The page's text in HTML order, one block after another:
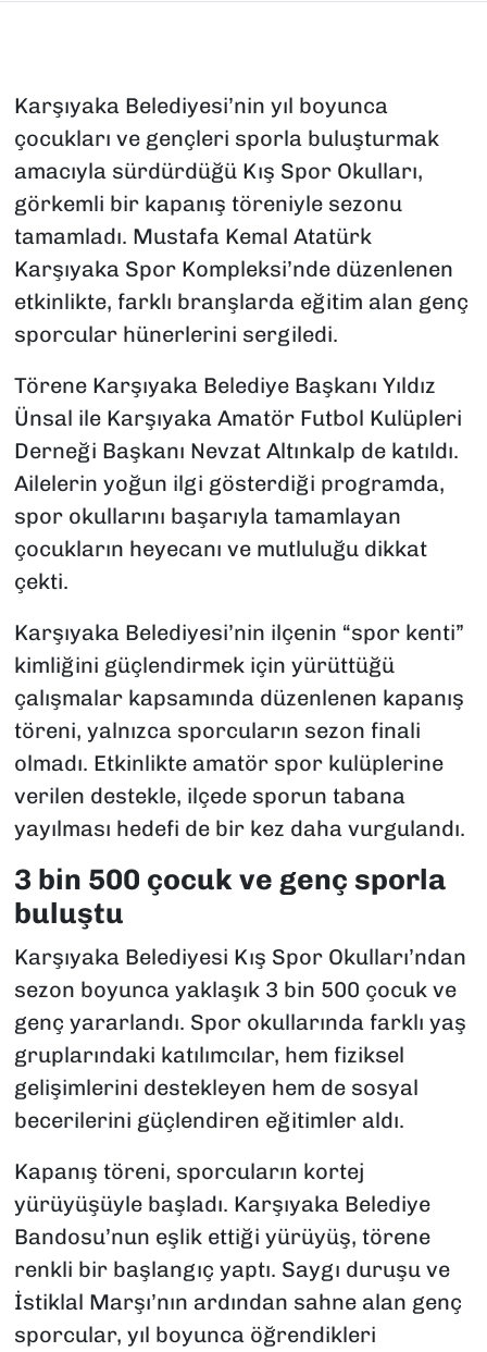
Karşıyaka Belediyesi’nin yıl boyunca
çocukları ve gençleri sporla buluşturmak
amacıyla sürdürdüğü Kış Spor Okulları,
görkemli bir kapanış töreniyle sezonu
tamamladı. Mustafa Kemal Atatürk
Karşıyaka Spor Kompleksi’nde düzenlenen
etkinlikte, farklı branşlarda eğitim alan genç
sporcular hünerlerini sergiledi.
Törene Karşıyaka Belediye Başkanı Yıldız
Ünsal ile Karşıyaka Amatör Futbol Kulüpleri
Derneği Başkanı Nevzat Altınkalp de katıldı.
Ailelerin yoğun ilgi gösterdiği programda,
spor okullarını başarıyla tamamlayan
çocukların heyecanı ve mutluluğu dikkat
çekti.
Karşıyaka Belediyesi’nin ilçenin “spor kenti”
kimliğini güçlendirmek için yürüttüğü
çalışmalar kapsamında düzenlenen kapanış
töreni, yalnızca sporcuların sezon finali
olmadı. Etkinlikte amatör spor kulüplerine
verilen destekle, ilçede sporun tabana
yayılması hedefi de bir kez daha vurgulandı.
3 bin 500 çocuk ve genç sporla
buluştu
Karşıyaka Belediyesi Kış Spor Okulları’ndan
sezon boyunca yaklaşık 3 bin 500 çocuk ve
genç yararlandı. Spor okullarında farklı yaş
gruplarındaki katılımcılar, hem fiziksel
gelişimlerini destekleyen hem de sosyal
becerilerini güçlendiren eğitimler aldı.
Kapanış töreni, sporcuların kortej
yürüyüşüyle başladı. Karşıyaka Belediye
Bandosu’nun eşlik ettiği yürüyüş, törene
renkli bir başlangıç yaptı. Saygı duruşu ve
İstiklal Marşı’nın ardından sahne alan genç
sporcular, yıl boyunca öğrendikleri